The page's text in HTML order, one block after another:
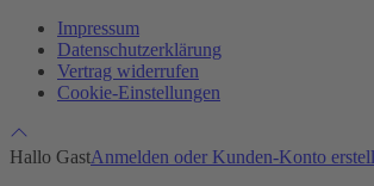
Impressum
Datenschutzerklärung
Vertrag widerrufen
Cookie-Einstellungen
Hallo GastAnmelden oder Kunden-Konto